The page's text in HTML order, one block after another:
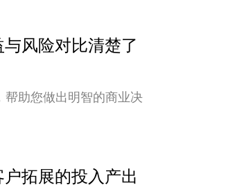
风险对比清楚了
帮助您做出明智的商业决
拓展的投入产出